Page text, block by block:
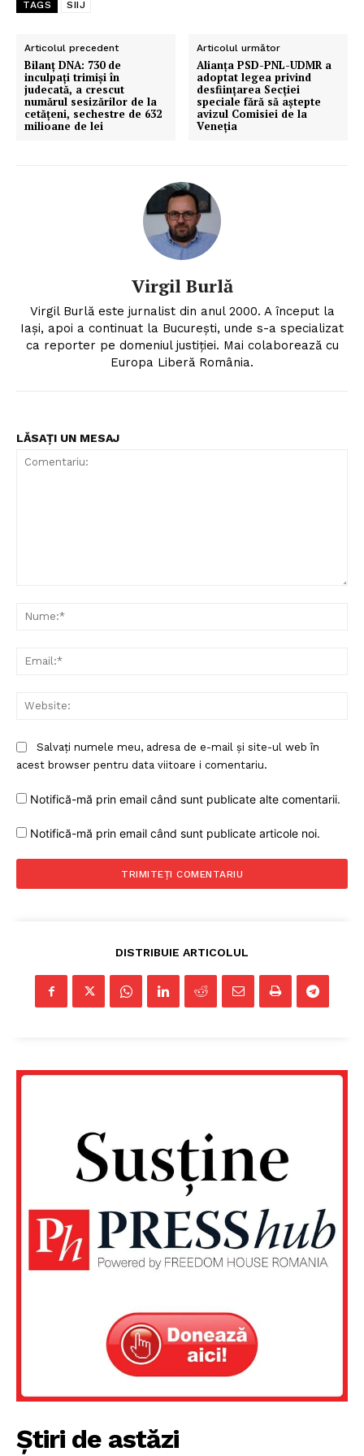
Un proiect
FREEDOM HOUSE ROMÂNIA
PRESShub
Despre noi / Echipa
Proiecte editoriale
TAGS SIIJ
Articolul precedent
Bilanț DNA: 730 de
inculpați trimiși în
judecată, a crescut
numărul sesizărilor de la
cetățeni, sechestre de 632
milioane de lei
Articolul următor
Alianța PSD-PNL-UDMR a
adoptat legea privind
desființarea Secției
speciale fără să aștepte
avizul Comisiei de la
Veneția
Virgil Burlă
Virgil Burlă este jurnalist din anul 2000. A început la
Iași, apoi a continuat la București, unde s-a specializat
ca reporter pe domeniul justiției. Mai colaborează cu
Europa Liberă România.
LĂSAȚI UN MESAJ
Salvați numele meu, adresa de e-mail și site-ul web în
acest browser pentru data viitoare i comentariu.
Notifică-mă prin email când sunt publicate alte comentarii.
Notifică-mă prin email când sunt publicate articole noi.
DISTRIBUIE ARTICOLUL
Știri de astăzi